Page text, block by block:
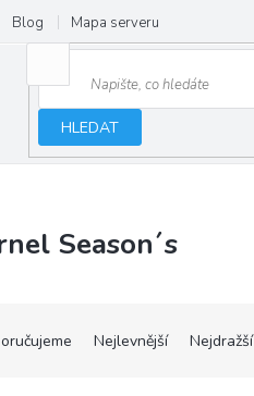
Blog Mapa serveru
HLEDAT
Season´s
Nejlevnější Nejdražší